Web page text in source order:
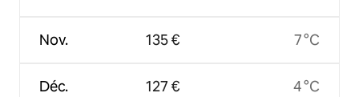
Nov.
Déc.
135 €
127 €
7 °C
4 °C